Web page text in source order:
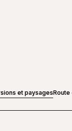
et paysagesRoute